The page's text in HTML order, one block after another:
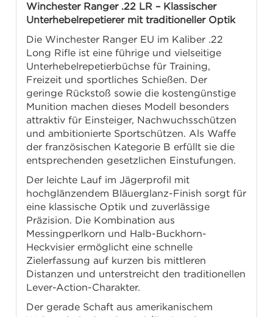
Winchester Ranger .22 LR – Klassischer
Unterhebelrepetierer mit traditioneller Optik
Die Winchester Ranger EU im Kaliber .22
Long Rifle ist eine führige und vielseitige
Unterhebelrepetierbüchse für Training,
Freizeit und sportliches Schießen. Der
geringe Rückstoß sowie die kostengünstige
Munition machen dieses Modell besonders
attraktiv für Einsteiger, Nachwuchsschützen
und ambitionierte Sportschützen. Als Waffe
der französischen Kategorie B erfüllt sie die
entsprechenden gesetzlichen Einstufungen.
Der leichte Lauf im Jägerprofil mit
hochglänzendem Bläuerglanz-Finish sorgt für
eine klassische Optik und zuverlässige
Präzision. Die Kombination aus
Messingperlkorn und Halb-Buckhorn-
Heckvisier ermöglicht eine schnelle
Zielerfassung auf kurzen bis mittleren
Distanzen und unterstreicht den traditionellen
Lever-Action-Charakter.
Der gerade Schaft aus amerikanischem